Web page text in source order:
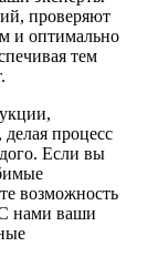
проверяют
и оптимально
тем
процесс
Если вы
возможность
нами ваши